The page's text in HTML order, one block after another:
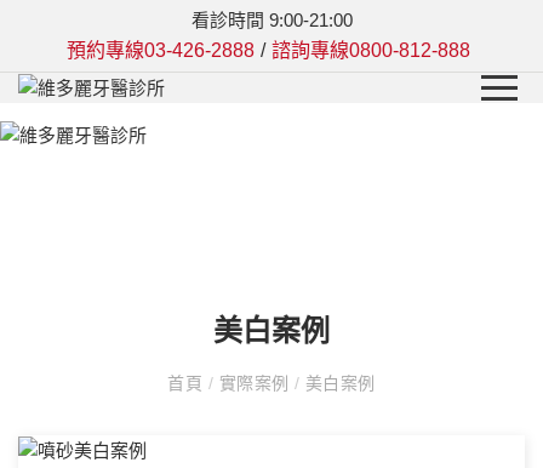
看診時間 9:00-21:00
預約專線03-426-2888 / 諮詢專線0800-812-888
美白案例
首頁 / 實際案例 / 美白案例